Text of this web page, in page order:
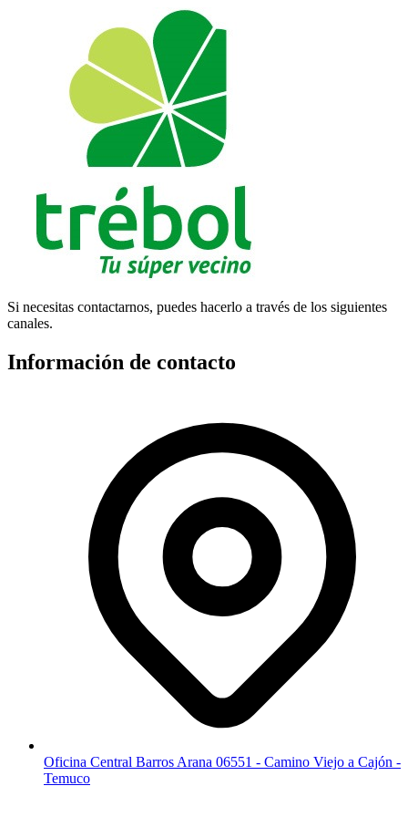
Si necesitas contactarnos, puedes hacerlo a través de los siguientes
canales.
Información de contacto
Oficina Central Barros Arana 06551 - Camino Viejo a Cajón -
Temuco